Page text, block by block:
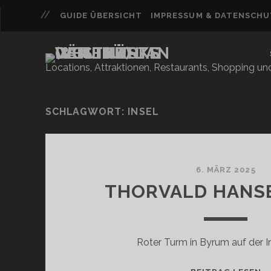
GUIDE ÜBERSICHT IMPRESSUM &
Locations, Attraktionen, Restaurants, Shopping
SCHLAGWORT: INSEL
6. MÄRZ 2025
THORVALD
Roter Turm in Byrum auf der